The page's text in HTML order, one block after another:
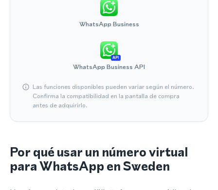
WhatsApp Business
API
WhatsApp Business API
Las funciones disponibles pueden variar según el número.
Confirma la compatibilidad en la pantalla de compra
antes de adquirirlo.
Por qué usar un número virtual
para WhatsApp en Sweden